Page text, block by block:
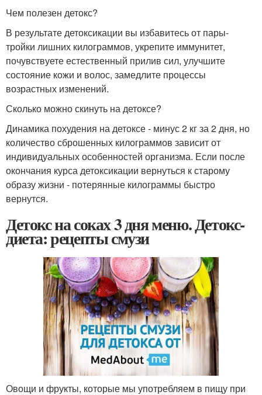
Чем полезен детокс?
В результате детоксикации вы избавитесь от пары-
тройки лишних килограммов, укрепите иммунитет,
почувствуете естественный прилив сил, улучшите
состояние кожи и волос, замедлите процессы
возрастных изменений.
Сколько можно скинуть на детоксе?
Динамика похудения на детоксе - минус 2 кг за 2 дня, но
количество сброшенных килограммов зависит от
индивидуальных особенностей организма. Если после
окончания курса детоксикации вернуться к старому
образу жизни - потерянные килограммы быстро
вернутся.
Детокс на соках 3 дня меню. Детокс-
диета: рецепты смузи
Овощи и фрукты, которые мы употребляем в пищу при